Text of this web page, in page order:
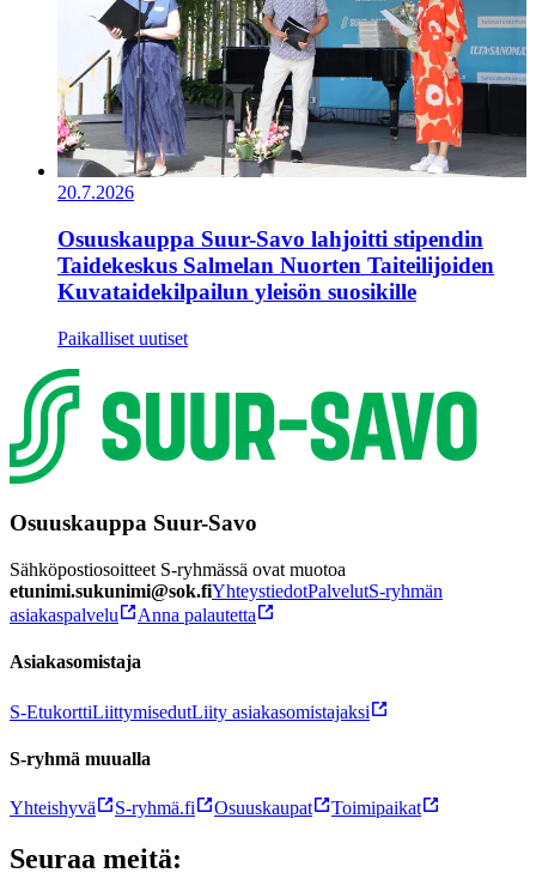
20.7.2026
Osuuskauppa Suur-Savo lahjoitti stipendin
Taidekeskus Salmelan Nuorten Taiteilijoiden
Kuvataidekilpailun yleisön suosikille
Paikalliset uutiset
Osuuskauppa Suur-Savo
Sähköpostiosoitteet S-ryhmässä ovat muotoa
etunimi.sukunimi@sok.fiYhteystiedotPalvelutS-ryhmän
asiakaspalvelu
Anna palautetta
Asiakasomistaja
S-EtukorttiLiittymisedutLiity asiakasomistajaksi
S-ryhmä muualla
Yhteishyvä S-ryhmä.fi Osuuskaupat Toimipaikat
Seuraa meitä: